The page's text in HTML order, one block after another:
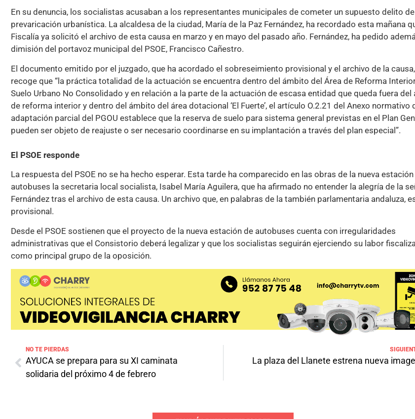
En su denuncia, los socialistas acusaban a los representantes municipales de cometer un supuesto delito de
prevaricación urbanística. La alcaldesa de la ciudad, María de la Paz Fernández, ha recordado esta mañana
Fiscalía ya solicitó el archivo de esta causa en marzo y en mayo del pasado año. Fernández, ha pedido
dimisión del portavoz municipal del PSOE, Francisco Cañestro.
El documento emitido por el juzgado, que ha acordado el sobreseimiento provisional y el archivo de la causa,
recoge que “la práctica totalidad de la actuación se encuentra dentro del ámbito del Área de Reforma
Suelo Urbano No Consolidado y en relación a la parte de la actuación de escasa entidad que queda fuera del
de reforma interior y dentro del ámbito del área dotacional ‘El Fuerte’, el artículo O.2.21 del Anexo normativo
adaptación parcial del PGOU establece que la reserva de suelo para sistema general previstas en el Plan
pueden ser objeto de reajuste o ser necesario coordinarse en su implantación a través del plan especial”.
El PSOE responde
La respuesta del PSOE no se ha hecho esperar. Esta tarde ha comparecido en las obras de la nueva
autobuses la secretaria local socialista, Isabel María Aguilera, que ha afirmado no entender la alegría de la
Fernández tras el archivo de esta causa. Un archivo que, en palabras de la también parlamentaria andaluza,
provisional.
Desde el PSOE sostienen que el proyecto de la nueva estación de autobuses cuenta con irregularidades
administrativas que el Consistorio deberá legalizar y que los socialistas seguirán ejerciendo su labor
como principal grupo de la oposición.
NO TE PIERDAS
AYUCA se prepara para su XI caminata
solidaria del próximo 4 de febrero
La plaza del Llanete estrena nueva